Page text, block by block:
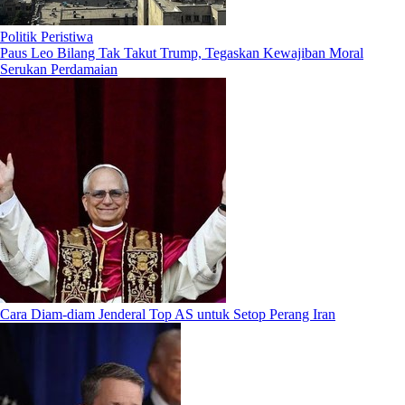
Politik Peristiwa
Paus Leo Bilang Tak Takut Trump, Tegaskan Kewajiban Moral
Serukan Perdamaian
Cara Diam-diam Jenderal Top AS untuk Setop Perang Iran